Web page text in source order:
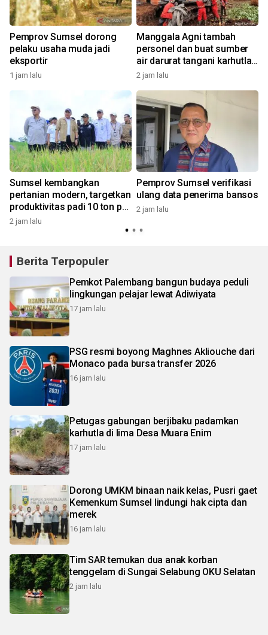
Pemprov Sumsel dorong
pelaku usaha muda jadi
eksportir
1 jam lalu
Manggala Agni tambah
personel dan buat sumber
air darurat tangani karhutla
di OKI
2 jam lalu
Sumsel kembangkan
pertanian modern, targetkan
produktivitas padi 10 ton per
hektare
2 jam lalu
Pemprov Sumsel verifikasi
ulang data penerima bansos
2 jam lalu
Berita Terpopuler
Pemkot Palembang bangun budaya peduli
lingkungan pelajar lewat Adiwiyata
17 jam lalu
PSG resmi boyong Maghnes Akliouche dari
Monaco pada bursa transfer 2026
16 jam lalu
Petugas gabungan berjibaku padamkan
karhutla di lima Desa Muara Enim
17 jam lalu
Dorong UMKM binaan naik kelas, Pusri gaet
Kemenkum Sumsel lindungi hak cipta dan
merek
16 jam lalu
Tim SAR temukan dua anak korban
tenggelam di Sungai Selabung OKU Selatan
2 jam lalu